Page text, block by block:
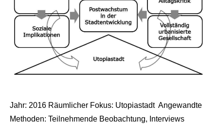
Jahr: 2016 Räumlicher Fokus: Utopiastadt Angewandte
Methoden: Teilnehmende Beobachtung, Interviews